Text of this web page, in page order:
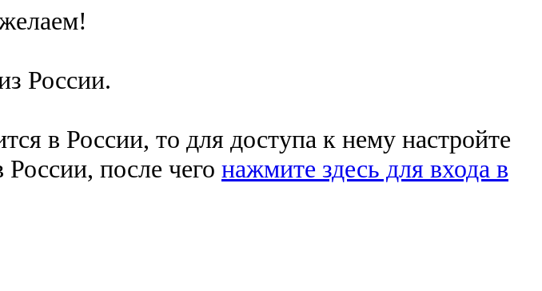
России.
в России, то для доступа к нему настройте
России, после чего нажмите здесь для входа в